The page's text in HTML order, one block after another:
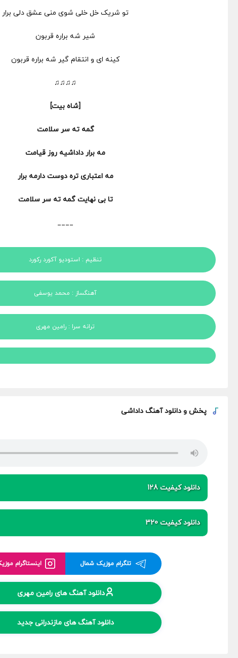
تو شریک خل خلی شوی منی عشق دلی برار
شیر شه براره قربون
کینه ای و انتقام گیر شه براره قربون
♫♫♫♫
[شاه بیت]
گمه ته سر سلامت
مه برار داداشیه روز قیامت
مه اعتباری تره دوست دارمه برار
تا بی نهایت گمه ته سر سلامت
____
تنظیم : استودیو آکورد رکورد
آهنگساز : محمد یوسفی
ترانه سرا : رامین مهری
پخش و دانلود آهنگ داداشی
دانلود کیفیت 128
دانلود کیفیت 320
تلگرام موزیک شمال اینستاگرام
دانلود آهنگ های رامین مهری
دانلود آهنگ های مازندرانی جدید